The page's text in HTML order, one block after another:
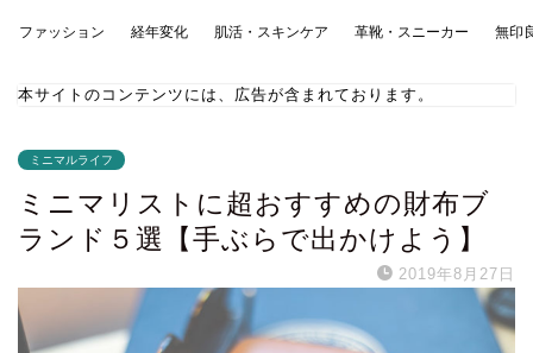
ファッション 経年変化 肌活・スキンケア 革靴・スニーカー 無印
本サイトのコンテンツには、広告が含まれております。
ミニマルライフ
ミニマリストに超おすすめの財布ブ
ランド５選【手ぶらで出かけよう】
2019年8月27日